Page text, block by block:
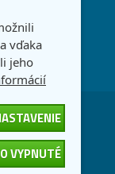
práva vyhradené
vďaka
jeho
VYPNUTÉ